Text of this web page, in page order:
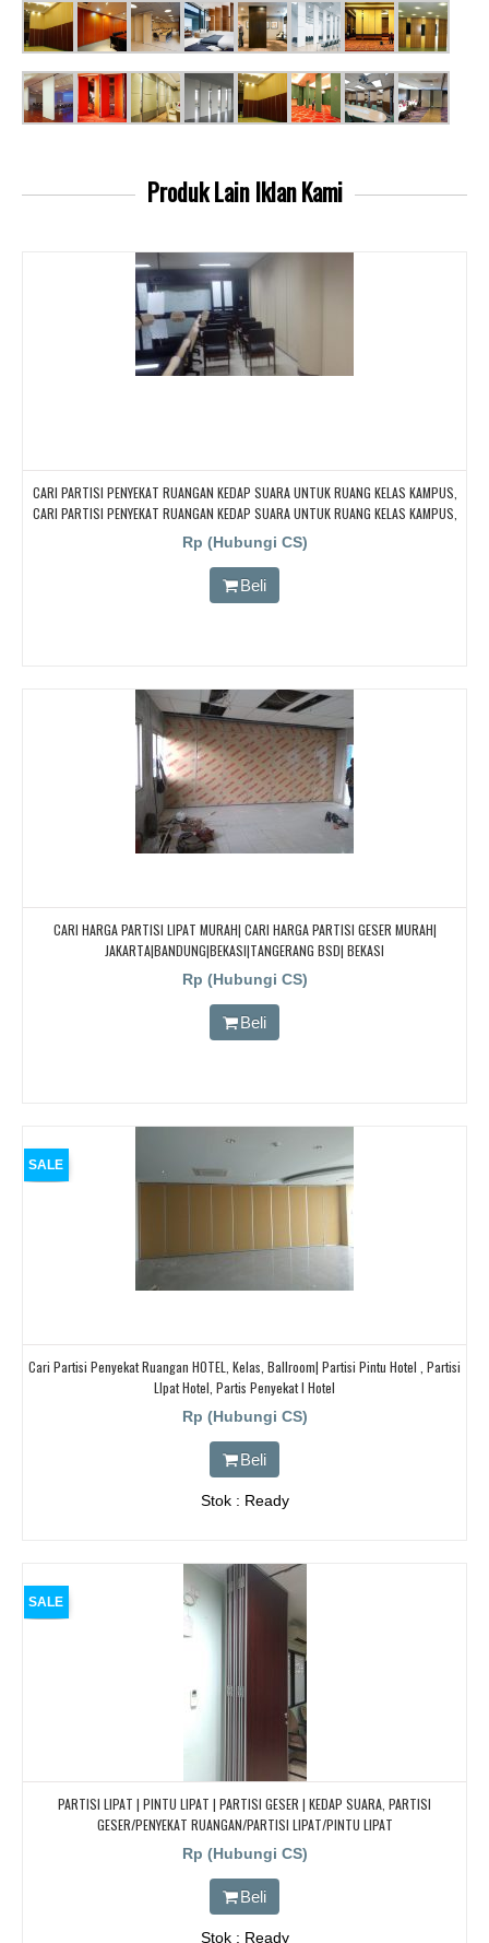
Produk LainIklan Kami
CARI PARTISI PENYEKAT RUANGAN KEDAP SUARA UNTUK RUANG KELAS KAMPUS,
CARI PARTISI PENYEKAT RUANGAN KEDAP SUARA UNTUK RUANG KELAS KAMPUS,
CARI PARTISI PENYEKAT RUANGAN KEDAP SUARA UNTUK RUANG KELAS KAMPUS,
CARI PARTISI PENYEKAT RUANGAN KEDAP SUARA UNTUK RUANG KELAS KAMPUS,
CARI PARTISI PENYEKAT RUANGAN KEDAP SUARA UNTUK RUANG KELAS KAMPUS
Rp (Hubungi CS)
Beli
CARI HARGA PARTISI LIPAT MURAH| CARI HARGA PARTISI GESER MURAH|
JAKARTA|BANDUNG|BEKASI|TANGERANG BSD| BEKASI
Rp (Hubungi CS)
Beli
SALE
Cari Partisi Penyekat Ruangan HOTEL, Kelas, Ballroom| Partisi Pintu Hotel , Partisi
LIpat Hotel, Partis Penyekat I Hotel
Rp (Hubungi CS)
Beli
Stok : Ready
SALE
PARTISI LIPAT | PINTU LIPAT | PARTISI GESER | KEDAP SUARA, PARTISI
GESER/PENYEKAT RUANGAN/PARTISI LIPAT/PINTU LIPAT
Rp (Hubungi CS)
Beli
Stok : Ready